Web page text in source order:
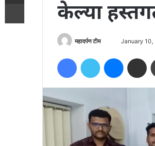
केल्या
महादर्पण टीम
email
January 10,
FacebookTwitter